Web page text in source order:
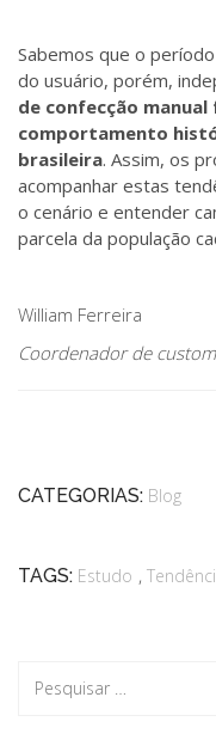
Sabemos que o
do usuário, porém,
de confecção
comportamento
brasileira. Assim, os
acompanhar estas
o cenário e entender
parcela da população
William Ferreira
Coordenador de
CATEGORIAS: Blog
TAGS: Estudo ,